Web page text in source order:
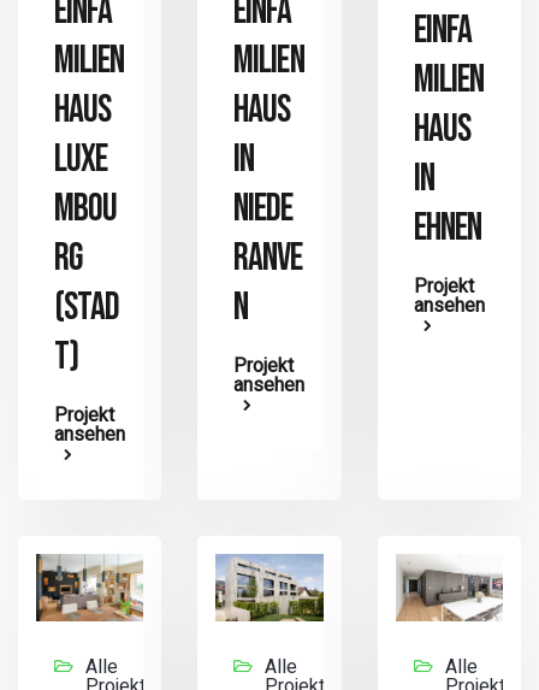
EINFA
MILIEN
HAUS
LUXE
MBOU
RG
(STAD
T)
Projekt
ansehen
EINFA
MILIEN
HAUS
IN
NIEDE
RANVE
N
Projekt
ansehen
EINFA
MILIEN
HAUS
IN
EHNEN
Projekt
ansehen
Alle
Projekte,
Alle
Projekte,
Alle
Projekte,